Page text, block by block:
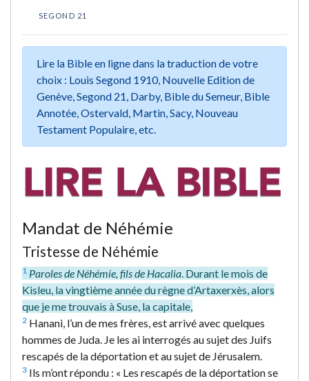
SEGOND 21
Lire la Bible en ligne dans la traduction de votre
choix : Louis Segond 1910, Nouvelle Edition de
Genève, Segond 21, Darby, Bible du Semeur, Bible
Annotée, Ostervald, Martin, Sacy, Nouveau
Testament Populaire, etc.
Mandat de Néhémie
Tristesse de Néhémie
1 Paroles de Néhémie, fils de Hacalia . Durant le mois de
Kisleu, la vingtième année du règne d’Artaxerxès, alors
que je me trouvais à Suse, la capitale,
2 Hanani, l’un de mes frères, est arrivé avec quelques
hommes de Juda. Je les ai interrogés au sujet des Juifs
rescapés de la déportation et au sujet de Jérusalem.
3 Ils m’ont répondu : « Les rescapés de la déportation se